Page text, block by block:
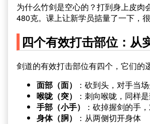
为什么竹剑是空心的？打到身上皮
480克。课上让新学员掂量了一下，
四个有效打击部位：从
剑道的有效打击部位有四个，它们的
面部（面）
：砍到头，对手当
喉咙（突）
：刺向喉咙，同样
手部（小手）
：砍掉握剑的手
身体（胴）
：从两侧切开身体